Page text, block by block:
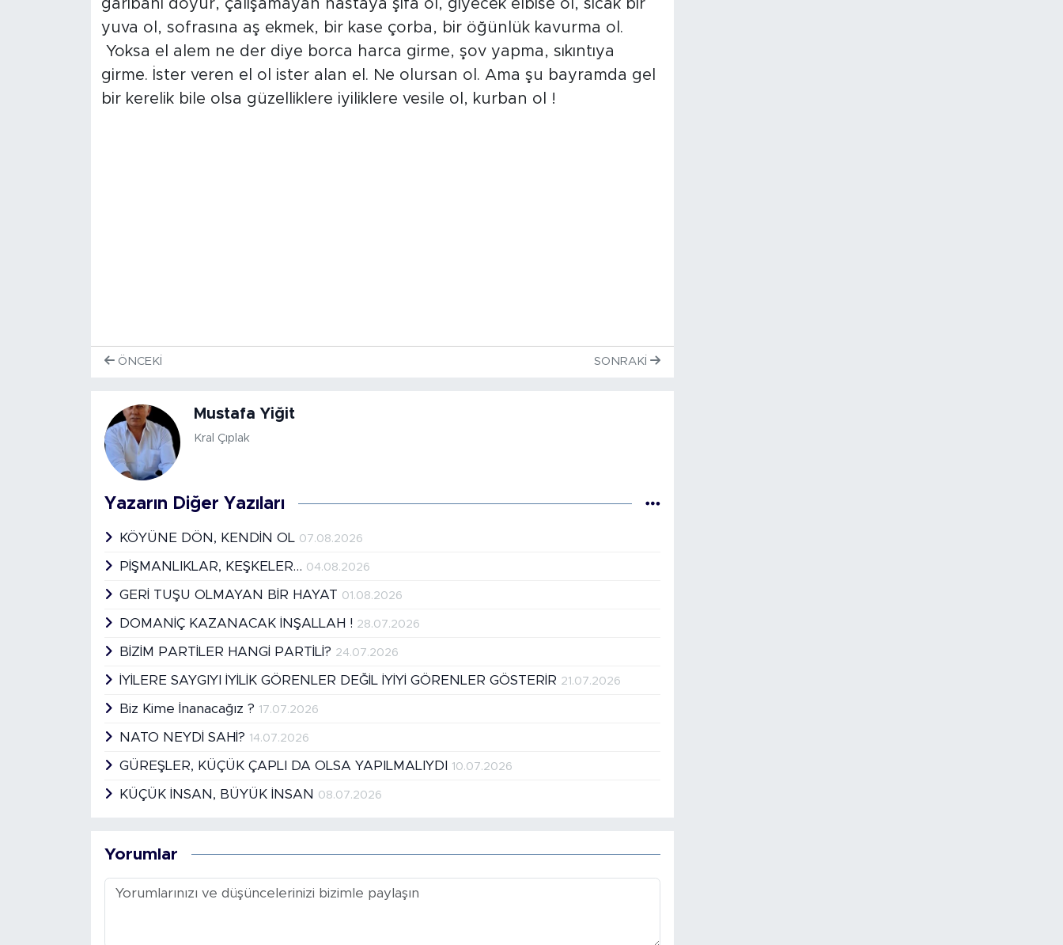
garibanı doyur, çalışamayan hastaya şifa ol, giyecek elbise ol, sıcak bir
yuva ol, sofrasına aş ekmek, bir kase çorba, bir öğünlük kavurma ol.
Yoksa el alem ne der diye borca harca girme, şov yapma, sıkıntıya
girme. İster veren el ol ister alan el. Ne olursan ol. Ama şu bayramda gel
bir kerelik bile olsa güzelliklere iyiliklere vesile ol, kurban ol !
ÖNCEKI SONRAKI
Mustafa Yiğit
Kral Çıplak
Yazarın Diğer Yazıları
KÖYÜNE DÖN, KENDİN OL 07.08.2026
PİŞMANLIKLAR, KEŞKELER… 04.08.2026
GERİ TUŞU OLMAYAN BİR HAYAT 01.08.2026
DOMANİÇ KAZANACAK İNŞALLAH ! 28.07.2026
BİZİM PARTİLER HANGİ PARTİLİ? 24.07.2026
İYİLERE SAYGIYI İYİLİK GÖRENLER DEĞİL İYİYİ GÖRENLER GÖSTERİR 21.07.2026
Biz Kime İnanacağız ? 17.07.2026
NATO NEYDİ SAHİ? 14.07.2026
GÜREŞLER, KÜÇÜK ÇAPLI DA OLSA YAPILMALIYDI 10.07.2026
KÜÇÜK İNSAN, BÜYÜK İNSAN 08.07.2026
Yorumlar